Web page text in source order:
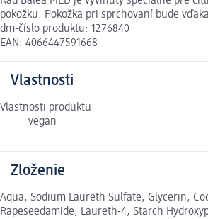
pokožku. Pokožka pri sprchovaní bude
dm-číslo produktu: 1276840
EAN: 4066447591668
Vlastnosti
Vlastnosti produktu:
vegan
Zloženie
Aqua, Sodium Laureth Sulfate, Glycerin,
Rapeseedamide, Laureth-4, Starch